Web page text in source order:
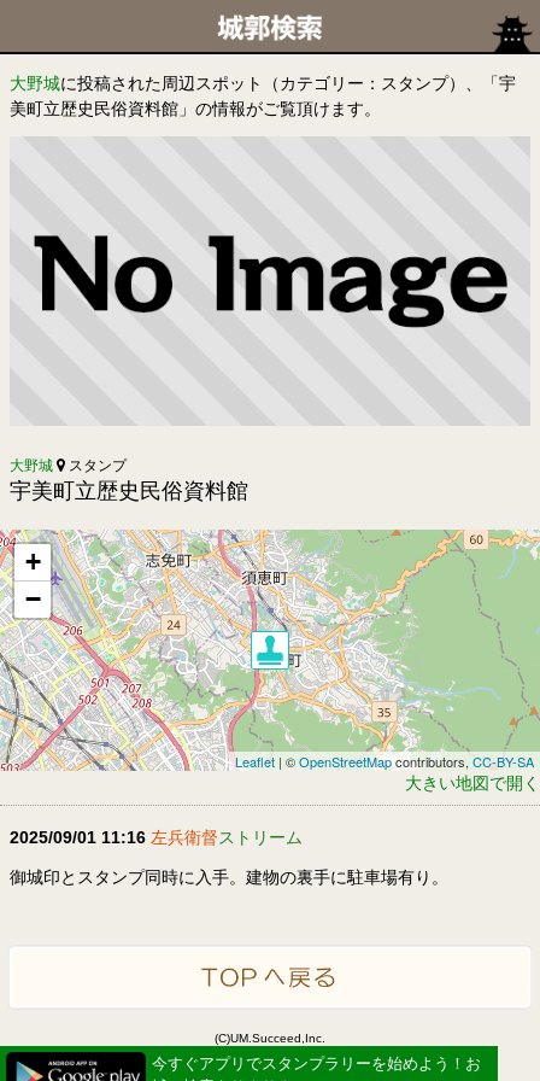
大野城に投稿された周辺スポット（カテゴリー：スタンプ）、「宇
美町立歴史民俗資料館」の情報がご覧頂けます。
大野城 スタンプ
宇美町立歴史民俗資料館
+
−
Leaflet | ©OpenStreetMapcontributors, CC-BY-SA
大きい地図で開く
2025/09/01 11:16 左兵衛督ストリーム
御城印とスタンプ同時に入手。建物の裏手に駐車場有り。
(C)UM.Succeed,Inc.
Powered by idea canvas
今すぐアプリでスタンプラリーを始めよう！お